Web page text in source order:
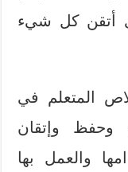
أتقن كل شيء
المتعلم في
وحفظ وإتقان
والعمل بها